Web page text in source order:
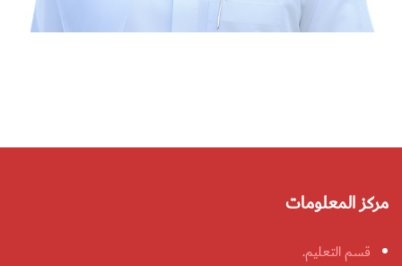
مركز المعلومات
قسم التعليم.